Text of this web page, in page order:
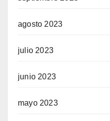
agosto 2023
julio 2023
junio 2023
mayo 2023